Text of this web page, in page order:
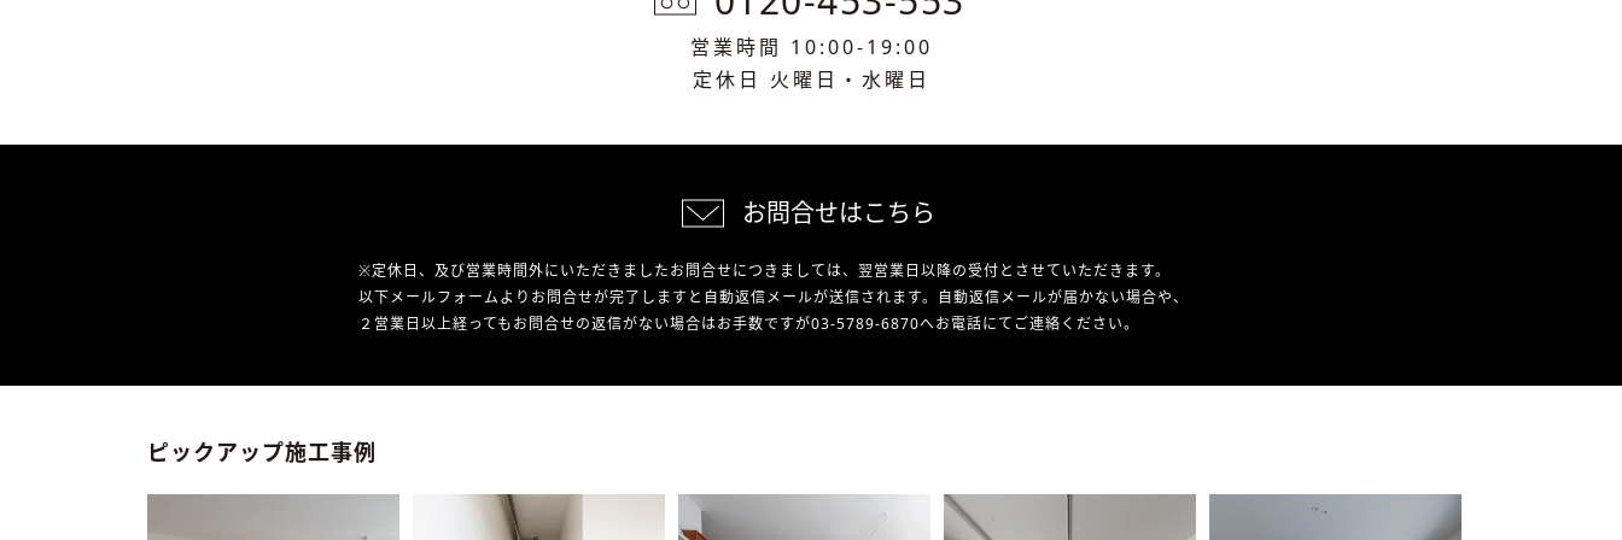
営業時間 10:00-19:00
定休日 火曜日・水曜日
お問合せはこちら
※定休日、及び営業時間外にいただきましたお問合せにつきましては、翌営業日以降の受付とさせていただきます。
以下メールフォームよりお問合せが完了しますと自動返信メールが送信されます。自動返信メールが届かない場合や、
２営業日以上経ってもお問合せの返信がない場合はお手数ですが03-5789-6870へお電話にてご連絡ください。
ピックアップ施工事例